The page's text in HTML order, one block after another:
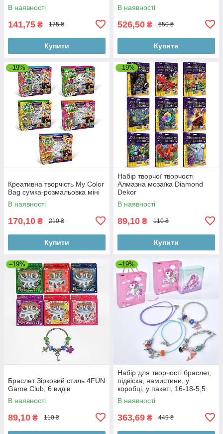
В наявності
141,75 ₴ 175 ₴
Купити
В наявності
526,50 ₴ 650 ₴
Купити
–19%
Креативна творчість My Color
Bag сумка-розмальовка міні
В наявності
170,10 ₴ 210 ₴
Купити
–19%
Набір творчої творчості
Алмазна мозаїка Diamond
Dekor
В наявності
89,10 ₴ 110 ₴
Купити
–19%
Браслет Зірковий стиль 4FUN
Game Club, 6 видів
В наявності
89,10 ₴ 110 ₴
–19%
Набір для творчості браслет,
підвіска, намистини, у
коробці, у пакеті, 16-18-5,5
см
В наявності
363,69 ₴ 449 ₴